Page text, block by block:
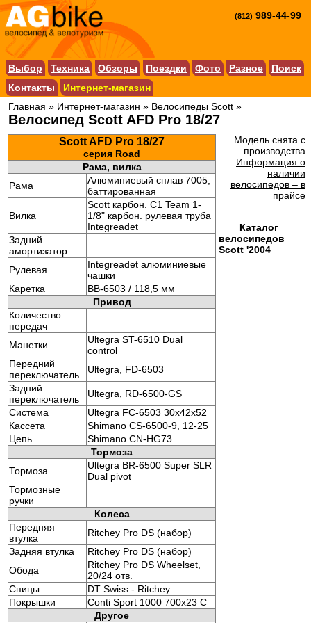
(812) 989-44-99
Выбор Техника Обзоры Поездки Фото Разное
Поиск
Контакты
Интернет-магазин
Главная » Интернет-магазин » Велосипеды Scott »
Велосипед Scott AFD Pro 18/27
Scott AFD Pro 18/27
серия Road
Рама, вилка
Рама
Алюминиевый сплав 7005,
баттированная
Вилка
Scott карбон. C1 Team 1-
1/8" карбон. рулевая труба
Integreadet
Задний
амортизатор
Рулевая
Integreadet алюминиевые
чашки
Каретка
BB-6503 / 118,5 мм
Привод
Количество
передач
Манетки
Ultegra ST-6510 Dual
control
Передний
переключатель
Ultegra, FD-6503
Задний
переключатель
Ultegra, RD-6500-GS
Система
Ultegra FC-6503 30x42x52
Кассета
Shimano CS-6500-9, 12-25
Цепь
Shimano CN-HG73
Тормоза
Тормоза
Ultegra BR-6500 Super SLR
Dual pivot
Тормозные
ручки
Колеса
Передняя
втулка
Ritchey Pro DS (набор)
Задняя втулка
Ritchey Pro DS (набор)
Обода
Ritchey Pro DS Wheelset,
20/24 отв.
Спицы
DT Swiss - Ritchey
Покрышки
Conti Sport 1000 700x23 C
Другое
Модель снята с
производства
Информация о
наличии
велосипедов – в
прайсе
Каталог
велосипедов
Scott '2004